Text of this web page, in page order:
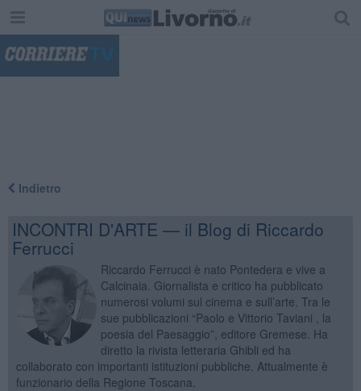
Indietro
INCONTRI D'ARTE — il Blog di Riccardo
Ferrucci
Riccardo Ferrucci è nato Pontedera e vive a
Calcinaia. Giornalista e critico ha pubblicato
numerosi volumi sul cinema e sull’arte. Tra le
sue pubblicazioni “Paolo e Vittorio Taviani , la
poesia del Paesaggio”, editore Gremese. Ha
diretto la rivista letteraria Ghibli ed ha
collaborato con importanti istituzioni pubbliche. Attualmente è
funzionario della Regione Toscana.